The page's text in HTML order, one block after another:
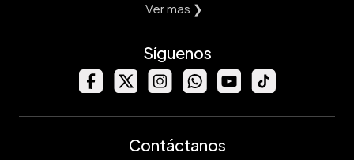
Ver mas ❯
Síguenos
Contáctanos